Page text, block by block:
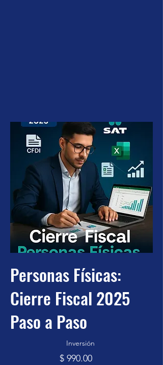
Personas Físicas:
Cierre Fiscal 2025
Paso a Paso
Inversión
$ 990.00